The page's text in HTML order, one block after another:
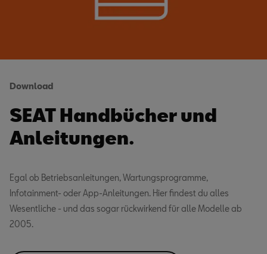
Download
SEAT Handbücher und
Anleitungen.
Egal ob Betriebsanleitungen, Wartungsprogramme,
Infotainment- oder App-Anleitungen. Hier findest du alles
Wesentliche - und das sogar rückwirkend für alle Modelle ab
2005.